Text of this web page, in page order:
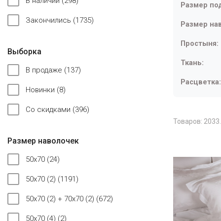
Закончились (1735)
Выборка
В продаже (137)
Новинки (8)
Со скидками (396)
Размер наволочек
50x70 (24)
50x70 (2) (1191)
50x70 (2) + 70x70 (2) (672)
50x70 (4) (2)
Размер
Размер
Простыня:
Ткань:
Расцветка:
Товаров: 2033.